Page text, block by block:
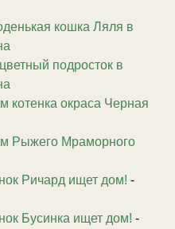
кошка Ляля в
подросток в
котенка окраса Черная
Рыжего Мраморного
Ричард ищет дом! -
Бусинка ищет дом! -